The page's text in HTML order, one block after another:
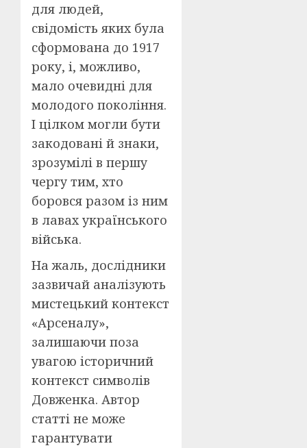
для людей,
свідомість яких була
сформована до 1917
року, і, можливо,
мало очевидні для
молодого покоління.
І цілком могли бути
закодовані й знаки,
зрозумілі в першу
чергу тим, хто
боровся разом із ним
в лавах українського
війська.
На жаль, дослідники
зазвичай аналізують
мистецький контекст
«Арсеналу»,
залишаючи поза
увагою історичний
контекст символів
Довженка. Автор
статті не може
гарантувати